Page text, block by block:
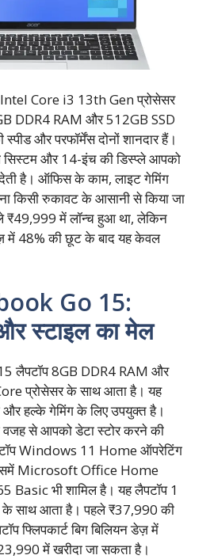
Core i3 13th Gen प्रोसेसर
DDR4 RAM और 512GB SSD
और परफॉर्मेंस दोनों शानदार हैं।
और 14-इंच की डिस्प्ले आपको
देती है। ऑफिस के काम, लाइट गेमिंग
किसी रुकावट के आसानी से किया जा
₹49,999 में लॉन्च हुआ था, लेकिन
में 48% की छूट के बाद यह केवल
Go 15:
स्टाइल का मेल
लैपटॉप 8GB DDR4 RAM और
प्रोसेसर के साथ आता है। यह
और हल्के गेमिंग के लिए उपयुक्त है।
से आपको डेटा स्टोर करने की
Windows 11 Home ऑपरेटिंग
Microsoft Office Home
भी शामिल है। यह लैपटॉप 1
के साथ आता है। पहले ₹37,990 की
फ्लिपकार्ट बिग बिलियन डेज़ में
में खरीदा जा सकता है।